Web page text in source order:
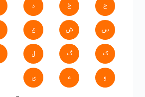
ح خ د
س ش ع
ک گ ل
و ه ی